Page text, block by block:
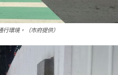
環境。（市府提供）